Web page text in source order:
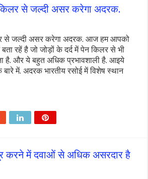
से जल्दी असर करेगा अदरक.
से जल्दी असर करेगा अदरक. आज हम आपको
रहें है जो जोड़ों के दर्द में पेन किलर से भी
है. और ये बहुत अधिक प्रभावशाली है. आइये
में. अदरक भारतीय रसोई में विशेष स्थान
करने में दवाओं से अधिक असरदार है